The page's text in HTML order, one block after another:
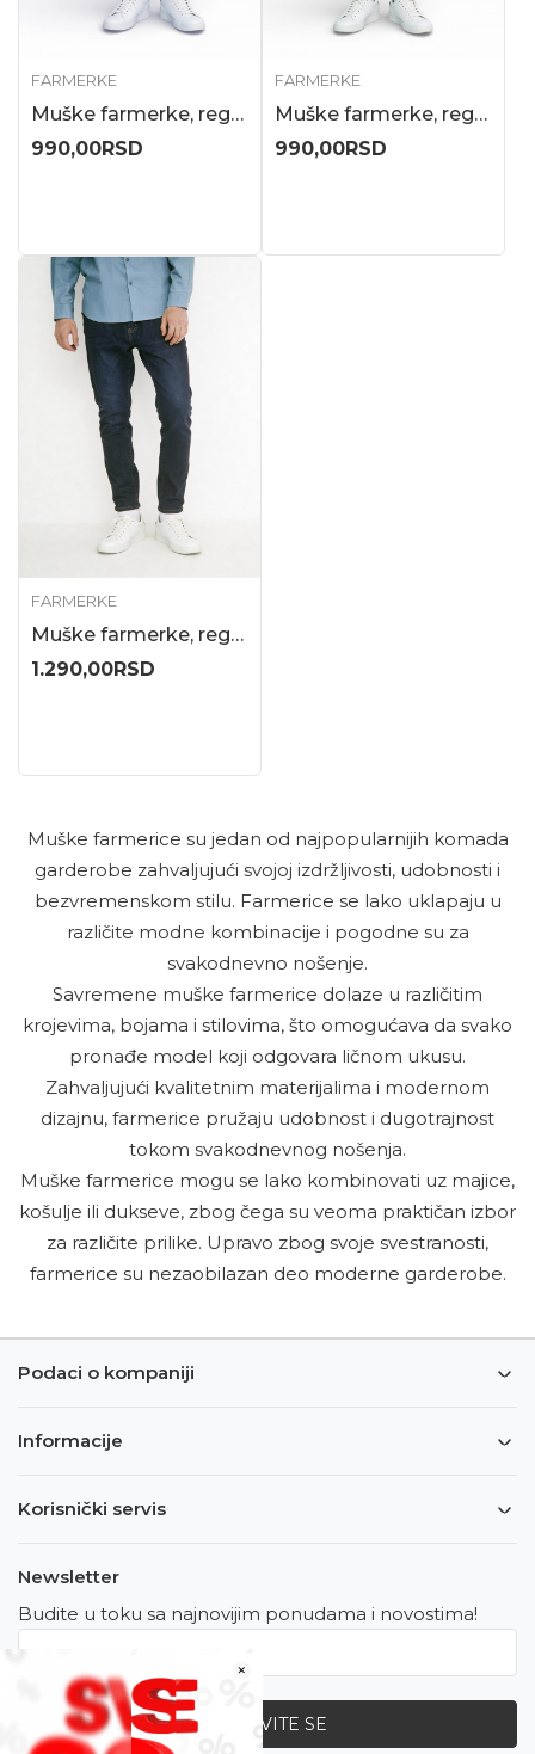
×
FARMERKE
Muške farmerke, regular kroj
990,00RSD
FARMERKE
Muške farmerke, regular kroj
990,00RSD
FARMERKE
Muške farmerke, regular kroj
1.290,00RSD
Muške farmerice su jedan od najpopularnijih komada
garderobe zahvaljujući svojoj izdržljivosti, udobnosti i
bezvremenskom stilu. Farmerice se lako uklapaju u
različite modne kombinacije i pogodne su za
svakodnevno nošenje.
Savremene muške farmerice dolaze u različitim
krojevima, bojama i stilovima, što omogućava da svako
pronađe model koji odgovara ličnom ukusu.
Zahvaljujući kvalitetnim materijalima i modernom
dizajnu, farmerice pružaju udobnost i dugotrajnost
tokom svakodnevnog nošenja.
Muške farmerice mogu se lako kombinovati uz majice,
košulje ili dukseve, zbog čega su veoma praktičan izbor
za različite prilike. Upravo zbog svoje svestranosti,
farmerice su nezaobilazan deo moderne garderobe.
Podaci o kompaniji
Informacije
Korisnički servis
Newsletter
Budite u toku sa najnovijim ponudama i novostima!
PRIJAVITE SE